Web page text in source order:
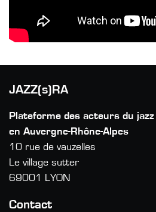
JAZZ(s)RA
Plateforme des acteurs du jazz
en Auvergne-Rhône-Alpes
10 rue de vauzelles
Le village sutter
69001 LYON
Contact